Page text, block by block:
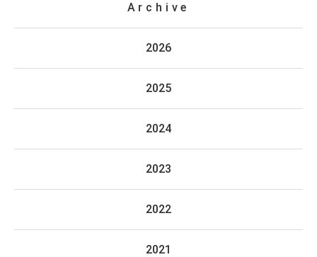
Archive
2026
2025
2024
2023
2022
2021